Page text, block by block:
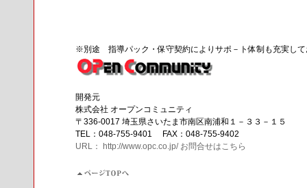
※別途 指導パック・保守契約によりサポ－ト体制も充実して
開発元
株式会社 オープンコミュニティ
〒336-0017 埼玉県さいたま市南区南浦和１－３３－１５
TEL：048-755-9401 FAX：048-755-9402
URL： http://www.opc.co.jp/ お問合せはこちら